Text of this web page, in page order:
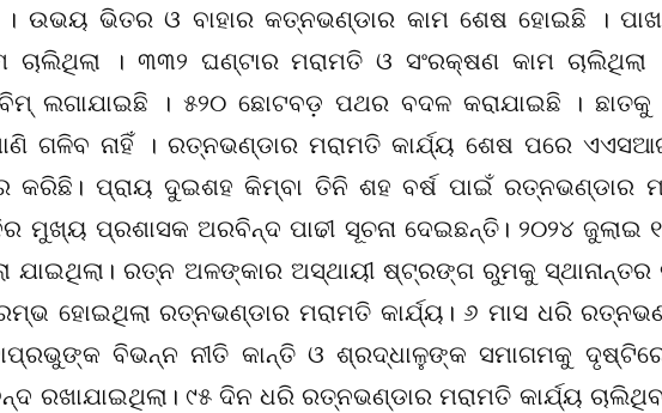
ଉଭୟ ଭିତର ଓ ବାହାର କତ୍ନଭଣ୍ଡାର କାମ ଶେଷ ହୋଇଛି ।
ଚାଲିଥିଲା । ୩୩୨ ଘଣ୍ଟାର ମରାମତି ଓ ସଂରକ୍ଷଣ କାମ
ଲଗାଯାଇଛି । ୫୨୦ ଛୋଟବଡ଼ ପଥର ବଦଳ କରାଯାଇଛି ।
ଗଳିବ ନାହିଁ । ରତ୍ନଭଣ୍ଡାର ମରାମତି କାର୍ଯ୍ୟ ଶେଷ ପରେ
କରିଛି। ପ୍ରାୟ ଦୁଇଶହ କିମ୍ବା ତିନି ଶହ ବର୍ଷ ପାଇଁ ରତ୍ନଭଣ୍ଡାର
ମୁଖ୍ୟ ପ୍ରଶାସକ ଅରବିନ୍ଦ ପାଢୀ ସୂଚନା ଦେଇଛନ୍ତି। ୨୦୨୪
ଯାଇଥିଲା। ରତ୍ନ ଅଳଙ୍କାର ଅସ୍ଥାୟୀ ଷ୍ଟ୍ରଙ୍ଗ ରୁମକୁ ସ୍ଥାନାନ୍ତର
ହୋଇଥିଲା ରତ୍ନଭଣ୍ଡାର ମରାମତି କାର୍ଯ୍ୟ। ୬ ମାସ ଧରି
ବିଭନ୍ନ ନୀତି କାନ୍ତି ଓ ଶ୍ରଦ୍ଧାଳୁଙ୍କ ସମାଗମକୁ
ରଖାଯାଇଥିଲା। ୯୫ ଦିନ‌ ଧରି ରତ୍ନଭଣ୍ଡାର ମରାମତି କାର୍ଯ୍ୟ